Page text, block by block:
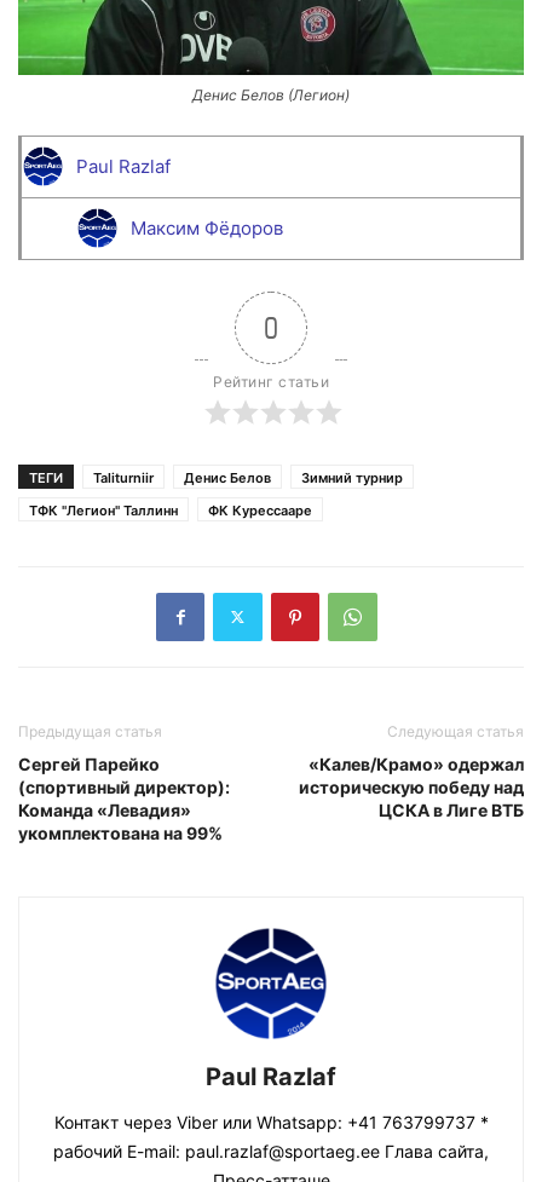
Денис Белов (Легион)
Paul Razlaf
Максим Фёдоров
0
Рейтинг статьи
ТЕГИ Taliturniir Денис Белов
Зимний турнир
ТФК "Легион" Таллинн
ФК Курессааре
Предыдущая статья
Сергей Парейко
(спортивный директор):
Команда «Левадия»
укомплектована на 99%
Следующая статья
«Калев/Крамо» одержал
историческую победу над
ЦСКА в Лиге ВТБ
Paul Razlaf
Контакт через Viber или Whatsapp: +41 763799737 *
рабочий E-mail: paul.razlaf@sportaeg.ee Глава сайта,